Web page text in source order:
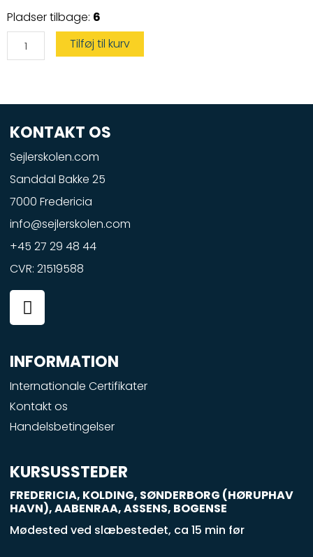
Pladser tilbage: 6
Speedbådskørekort
og
Vandscootercertifikat
Tilføj til kurv
KONTAKT OS
Sejlerskolen.com
Sanddal Bakke 25
7000 Fredericia
info@sejlerskolen.com
+45 27 29 48 44
CVR: 21519588
F
a
c
e
b
o
o
k
-
q
u
a
r
INFORMATION
Internationale Certifikater
Kontakt os
Handelsbetingelser
KURSUSSTEDER
FREDERICIA, KOLDING, SØNDERBORG (HØRUPHAV
HAVN), AABENRAA, ASSENS, BOGENSE
Mødested ved slæbestedet, ca 15 min før